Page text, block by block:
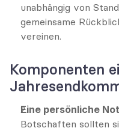
unabhängig von
gemeinsame
vereinen.
Komponenten
Eine persönliche
Botschaften sollten